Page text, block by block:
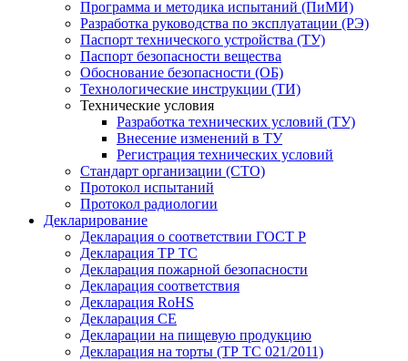
Программа и методика испытаний (ПиМИ)
Разработка руководства по эксплуатации (РЭ)
Паспорт технического устройства (ТУ)
Паспорт безопасности вещества
Обоснование безопасности (ОБ)
Технологические инструкции (ТИ)
Технические условия
Разработка технических условий (ТУ)
Внесение изменений в ТУ
Регистрация технических условий
Стандарт организации (СТО)
Протокол испытаний
Протокол радиологии
Декларирование
Декларация о соответствии ГОСТ Р
Декларация ТР ТС
Декларация пожарной безопасности
Декларация соответствия
Декларация RoHS
Декларация СЕ
Декларации на пищевую продукцию
Декларация на торты (ТР ТС 021/2011)